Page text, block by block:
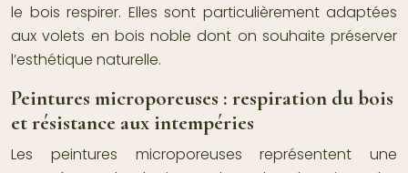
le bois respirer. Elles sont particulièrement adaptées
aux volets en bois noble dont on souhaite préserver
l’esthétique naturelle.
Peintures microporeuses : respiration du bois
et résistance aux intempéries
Les peintures microporeuses représentent une